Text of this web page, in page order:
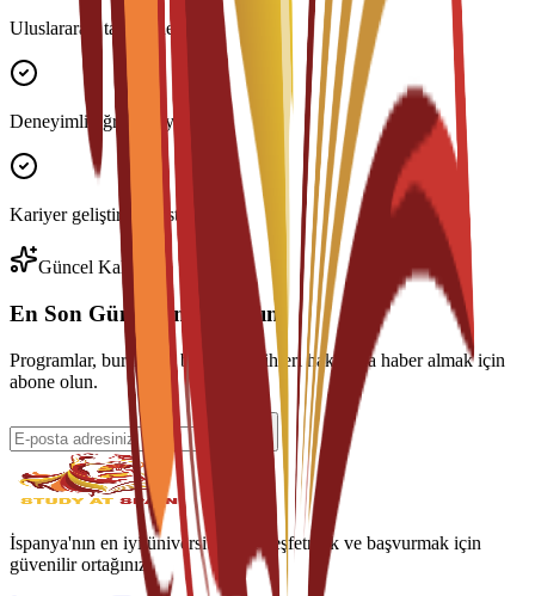
Uluslararası tanınır derece
Deneyimli öğretim üyeleri
Kariyer geliştirme desteği
Güncel Kalın
En Son Güncellemeleri Alın
Programlar, burslar ve başvuru tarihleri hakkında haber almak için
abone olun.
İspanya'nın en iyi üniversitelerini keşfetmek ve başvurmak için
güvenilir ortağınız.